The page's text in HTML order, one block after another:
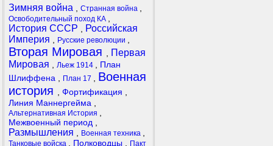
Зимняя война
Странная война
Освободительный поход КА
История СССР
Российская
Империя
Русские революции
Вторая Мировая
Первая
Мировая
Льеж 1914
План
Шлиффена
План 17
Военная
история
Фортификация
Линия Маннергейма
Альтернативная История
Межвоенный период
Размышления Военная техника
Танковые войска Полководцы Пакт